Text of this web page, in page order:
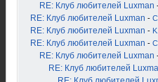
RE: Клуб любителей Luxman
RE: Клуб любителей Luxman -
RE: Клуб любителей Luxman -
RE: Клуб любителей Luxman -
RE: Клуб любителей Luxman
RE: Клуб любителей